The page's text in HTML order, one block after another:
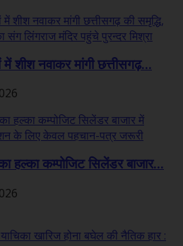
शीश नवाकर मांगी छत्तीसगढ़...
हल्का कम्पोजिट सिलेंडर बाजार...